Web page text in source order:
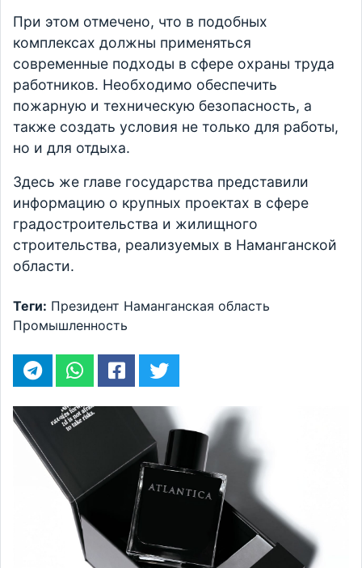
При этом отмечено, что в подобных
комплексах должны применяться
современные подходы в сфере охраны труда
работников. Необходимо обеспечить
пожарную и техническую безопасность, а
также создать условия не только для работы,
но и для отдыха.
Здесь же главе государства представили
информацию о крупных проектах в сфере
градостроительства и жилищного
строительства, реализуемых в Наманганской
области.
Теги: Президент Наманганская область
Промышленность